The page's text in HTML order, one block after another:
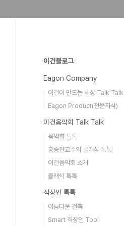
이건블로그
Eagon Company
이건이 만드는 세상 Talk Talk
Eagon Product(전문지식)
이건음악회 Talk Talk
음악회 톡톡
홍승찬교수의 클래식 톡톡
이건음악회 소개
클래식 톡톡
직장인 톡톡
아름다운 건축
Smart 직장인 Tool